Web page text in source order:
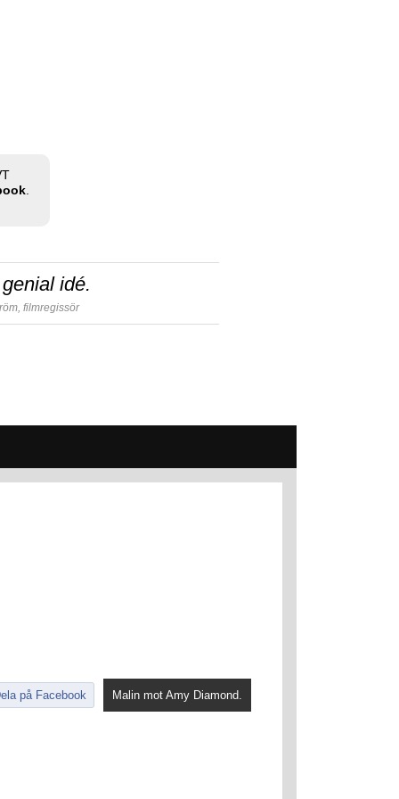
idé.
filmregissör
på Facebook Malin mot Amy Diamond.